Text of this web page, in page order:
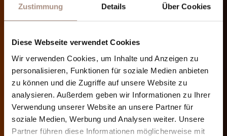
Zustimmung Details Über Cookies
Diese Webseite verwendet Cookies
Wir verwenden Cookies, um Inhalte und Anzeigen zu
personalisieren, Funktionen für soziale Medien anbieten
zu können und die Zugriffe auf unsere Website zu
analysieren. Außerdem geben wir Informationen zu Ihrer
Verwendung unserer Website an unsere Partner für
soziale Medien, Werbung und Analysen weiter. Unsere
Partner führen diese Informationen möglicherweise mit